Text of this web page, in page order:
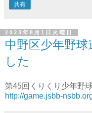
共有
2023年8月1日火曜日
中野区少年野
した
第45回くりくり少年野
http://game.jsbb-